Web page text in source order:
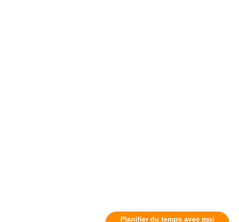
Planifier du temps avec moi